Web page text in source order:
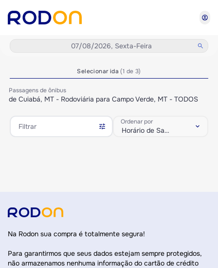
account_circle
07/08/2026, Sexta-Feira search
Selecionar ida(1 de 3)
Passagens de ônibus
de Cuiabá, MT - Rodoviária para Campo Verde, MT - TODOS
Filtrar tune Ordenar por
Horário de Saída keyboard_arrow_down
Na Rodon sua compra é totalmente segura!
Para garantirmos que seus dados estejam sempre protegidos,
não armazenamos nenhuma informação do cartão de crédito